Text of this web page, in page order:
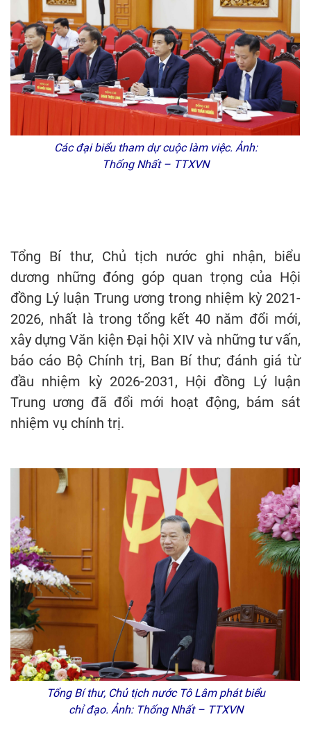
Các đại biểu tham dự cuộc làm việc. Ảnh:
Thống Nhất – TTXVN
Tổng Bí thư, Chủ tịch nước ghi nhận, biểu
dương những đóng góp quan trọng của Hội
đồng Lý luận Trung ương trong nhiệm kỳ 2021-
2026, nhất là trong tổng kết 40 năm đổi mới,
xây dựng Văn kiện Đại hội XIV và những tư vấn,
báo cáo Bộ Chính trị, Ban Bí thư; đánh giá từ
đầu nhiệm kỳ 2026-2031, Hội đồng Lý luận
Trung ương đã đổi mới hoạt động, bám sát
nhiệm vụ chính trị.
Tổng Bí thư, Chủ tịch nước Tô Lâm phát biểu
chỉ đạo. Ảnh: Thống Nhất – TTXVN